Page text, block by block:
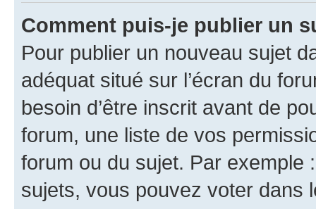
Comment puis-je publier un
Pour publier un nouveau sujet
adéquat situé sur l’écran du
besoin d’être inscrit avant de
forum, une liste de vos
forum ou du sujet. Par exemple
sujets, vous pouvez voter dans